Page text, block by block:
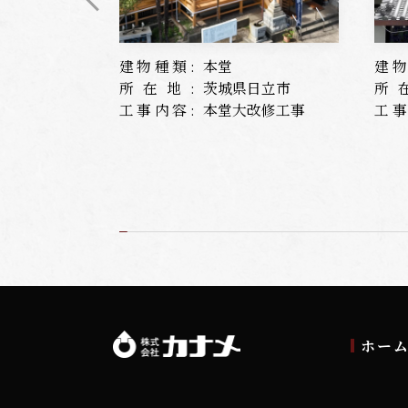
建物種類: 本堂
所在地: 茨城県日立市
工事内容: 本堂大改修工事
建
所
工
ホー